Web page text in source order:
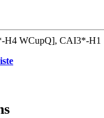
WCupQ], CAI3*-H1